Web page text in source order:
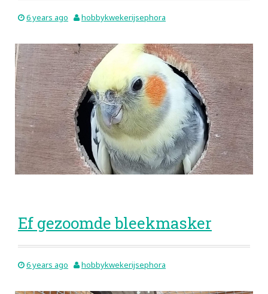
6 years ago hobbykwekerijsephora
Ef gezoomde bleekmasker
6 years ago hobbykwekerijsephora